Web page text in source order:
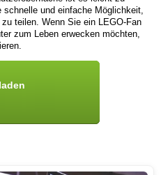
und einfache Möglichkeit,
teilen. Wenn Sie ein LEGO-Fan
zum Leben erwecken möchten,